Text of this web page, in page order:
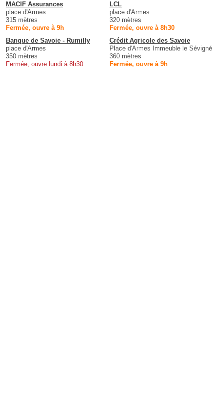
MACIF Assurances
place d'Armes
315 mètres
Fermée, ouvre à 9h
LCL
place d'Armes
320 mètres
Fermée, ouvre à 8h30
Banque de Savoie - Rumilly
place d'Armes
350 mètres
Fermée, ouvre lundi à 8h30
Crédit Agricole des Savoie
Place d'Armes Immeuble le Sévigné
360 mètres
Fermée, ouvre à 9h